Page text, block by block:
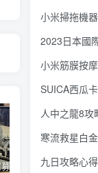
蘋果開始招募混合實境應用內容開發人員 將能對應各類3D全景應用內容互動、影音服務使用體驗